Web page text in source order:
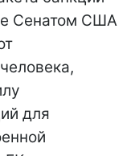
Сенатом США
для